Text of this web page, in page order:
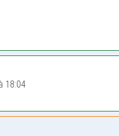
18:04